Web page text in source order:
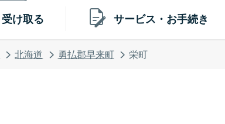
受け取る サービス・お手続き
北海道 勇払郡早来町 栄町